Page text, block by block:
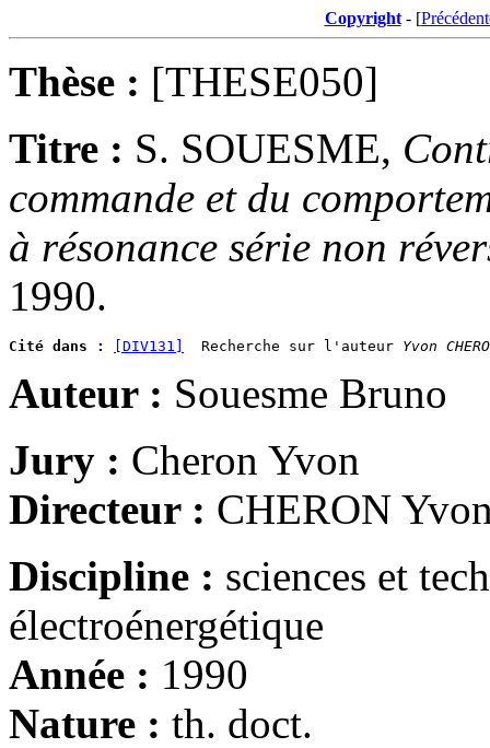
Copyright- [
Thèse : [THESE050]
Titre : S. SOUESME,
commande et du
à résonance série non
1990.
Cité dans : [DIV131]
  Recherche sur l'auteur
Yvon
Auteur : Souesme Bruno
Jury : Cheron Yvon
Directeur : CHERON
Discipline : sciences et
électroénergétique
Année : 1990
Nature : th. doct.